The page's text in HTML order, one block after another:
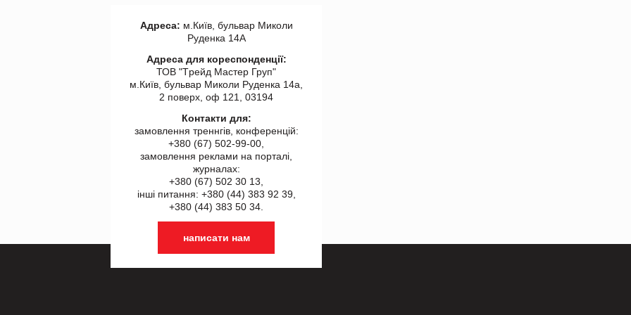
Адреса: м.Київ, бульвар Миколи
Руденка 14А
Адреса для кореспонденції:
ТОВ "Tрейд Мастер Груп"
м.Київ, бульвар Миколи Руденка 14а,
2 поверх, оф 121, 03194
Контакти для:
замовлення треннгів, конференцій:
+380 (67) 502-99-00,
замовлення реклами на порталі,
журналах:
+380 (67) 502 30 13,
інші питання: +380 (44) 383 92 39,
+380 (44) 383 50 34.
написати нам